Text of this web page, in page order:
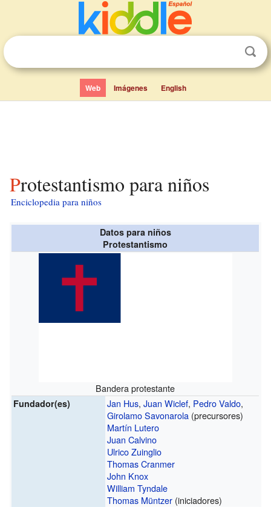
Web Imágenes English
Protestantismo para niños
Enciclopedia para niños
Datos para niños
Protestantismo
Bandera protestante
Fundador(es) Jan Hus,Juan Wiclef, Pedro Valdo,
Girolamo Savonarola (precursores)
Martín Lutero
Juan Calvino
Ulrico Zuinglio
Thomas Cranmer
John Knox
William Tyndale
Thomas Müntzer (iniciadores)